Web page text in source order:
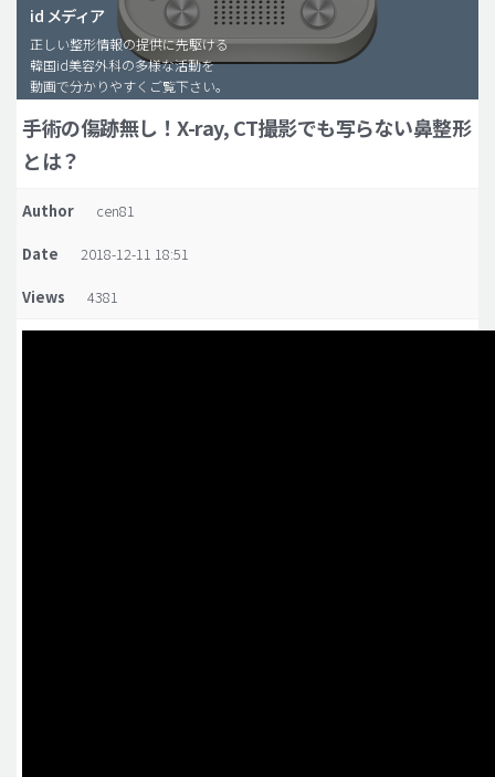
脂肪注入(アンチエイジング)
豊胸手術・バストアップ
プチ整形
脂肪吸引 (大容量)
メンズ整形
idリアルストーリー
id メディア
正しい整形情報の提供に先駆ける
韓国id美容外科の多様な活動を
動画で分かりやすくご覧下さい。
手術の傷跡無し！X-ray, CT撮影でも写らない鼻整形
とは？
Author cen81
Date 2018-12-11 18:51
Views 4381